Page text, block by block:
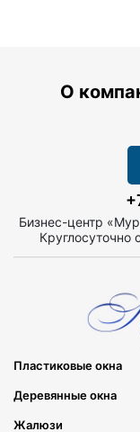
О
Бизнес-центр
Круглосуточно
Пластиковые окна
Деревянные окна
Жалюзи